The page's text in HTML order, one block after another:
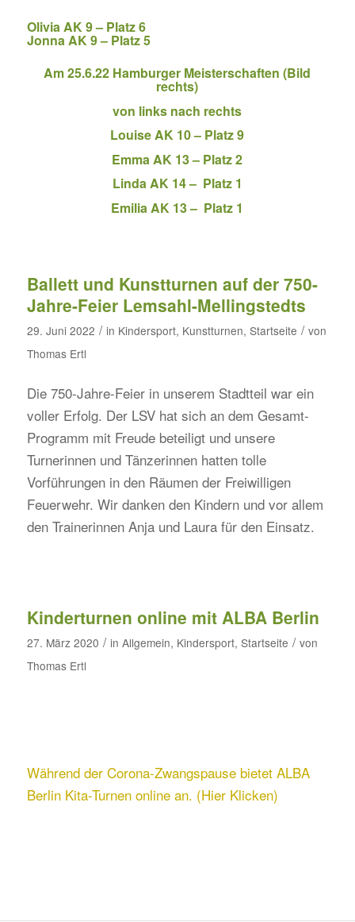
Olivia AK 9 – Platz 6
Jonna AK 9 – Platz 5
Am 25.6.22 Hamburger Meisterschaften (Bild
rechts)
von links nach rechts
Louise AK 10 – Platz 9
Emma AK 13 – Platz 2
Linda AK 14 – Platz 1
Emilia AK 13 – Platz 1
Ballett und Kunstturnen auf der 750-
Jahre-Feier Lemsahl-Mellingstedts
29. Juni 2022 / in Kindersport, Kunstturnen, Startseite / von
Thomas Ertl
Die 750-Jahre-Feier in unserem Stadtteil war ein
voller Erfolg. Der LSV hat sich an dem Gesamt-
Programm mit Freude beteiligt und unsere
Turnerinnen und Tänzerinnen hatten tolle
Vorführungen in den Räumen der Freiwilligen
Feuerwehr. Wir danken den Kindern und vor allem
den Trainerinnen Anja und Laura für den Einsatz.
Kinderturnen online mit ALBA Berlin
27. März 2020 / in Allgemein, Kindersport, Startseite / von
Thomas Ertl
Während der Corona-Zwangspause bietet ALBA
Berlin Kita-Turnen online an. (Hier Klicken)